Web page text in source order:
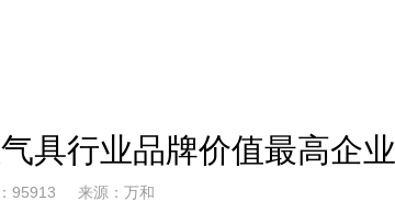
具行业品牌价值最高企业
95913 来源：万和